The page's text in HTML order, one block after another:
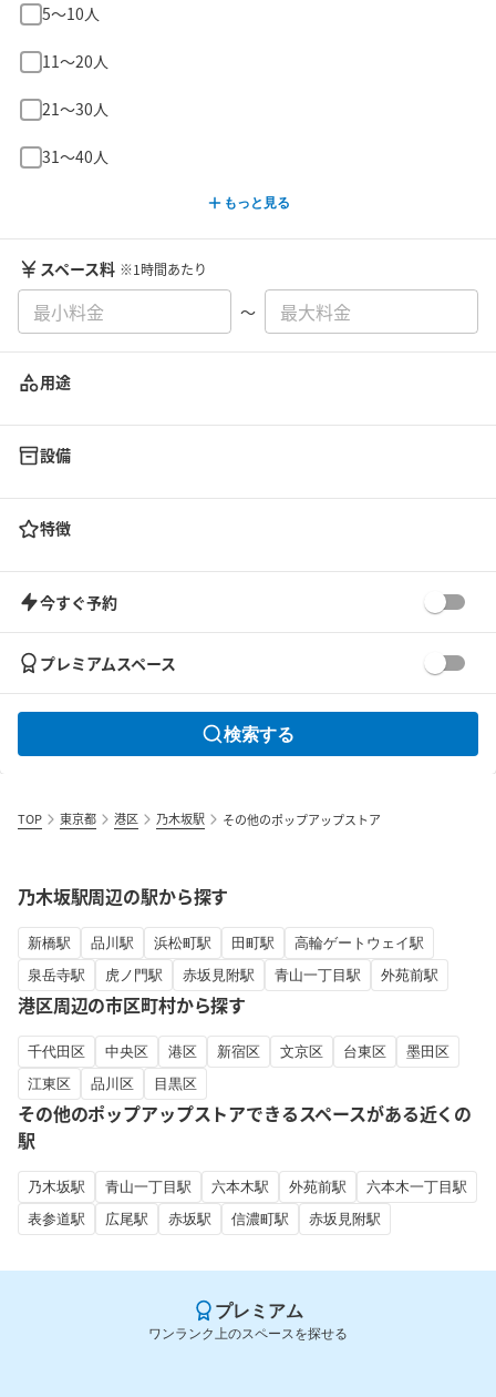
5〜10人
11〜20人
21〜30人
31〜40人
もっと見る
スペース料 ※1時間あたり
〜
用途
設備
特徴
今すぐ予約
プレミアムスペース
検索する
TOP 東京都 港区 乃木坂駅 その他のポップアップストア
乃木坂駅周辺の駅から探す
新橋駅 品川駅 浜松町駅 田町駅
高輪ゲートウェイ駅
泉岳寺駅
虎ノ門駅 赤坂見附駅 青山一丁目駅 外苑前駅
港区周辺の市区町村から探す
千代田区 中央区 港区 新宿区 文京区 台東区
墨田区
江東区
品川区 目黒区
その他のポップアップストアできるスペースがある近くの
駅
乃木坂駅 青山一丁目駅 六本木駅 外苑前駅
六本木一丁目駅
表参道駅
広尾駅 赤坂駅 信濃町駅 赤坂見附駅
プレミアム
ワンランク上のスペースを探せる